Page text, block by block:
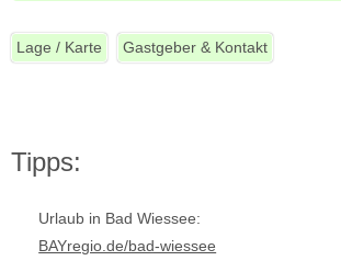
Lage / Karte Gastgeber & Kontakt
Tipps:
Urlaub in Bad Wiessee:
BAYregio.de/bad-wiessee